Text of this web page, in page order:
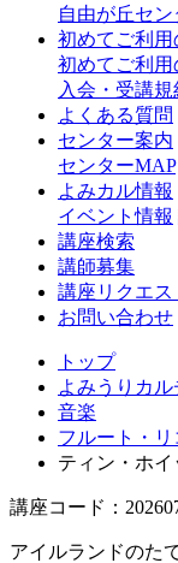
自由が丘セ
初めてご利用
初めてご利用
入会・受講規
よくある質問
センター案内
センターMAP
よみカル情報
イベント情報
講座検索
講師募集
講座リクエス
お問い合わせ
トップ
よみうりカ
音楽
フルート・
ティン・ホ
講座コード：
アイルランドのた